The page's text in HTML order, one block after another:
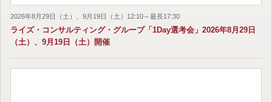
2026年8月29日（土）、9月19日（土）12:10～最長17:30
ライズ・コンサルティング・グループ「1Day選考会」2026年8月29日
（土）、9月19日（土）開催